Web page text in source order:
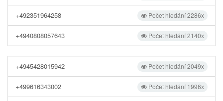
Počet hledání 2286x
+492351964258
Počet hledání 2140x
+4940808057643
Počet hledání 2049x
+4945428015942
Počet hledání 1996x
+499616343002